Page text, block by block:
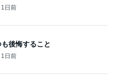
1日前
後悔すること
1日前